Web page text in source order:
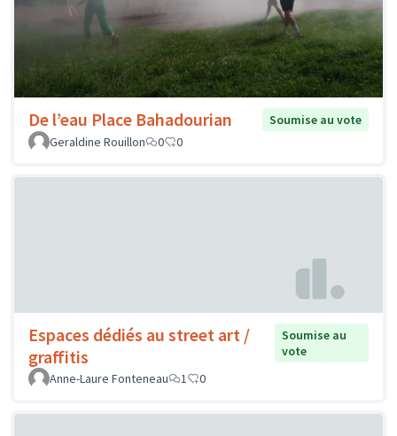
De l’eau Place Bahadourian
Soumise au vote
Geraldine Rouillon
0 0
Espaces dédiés au street art /
graffitis
Soumise au
vote
Anne-Laure Fonteneau
1 0